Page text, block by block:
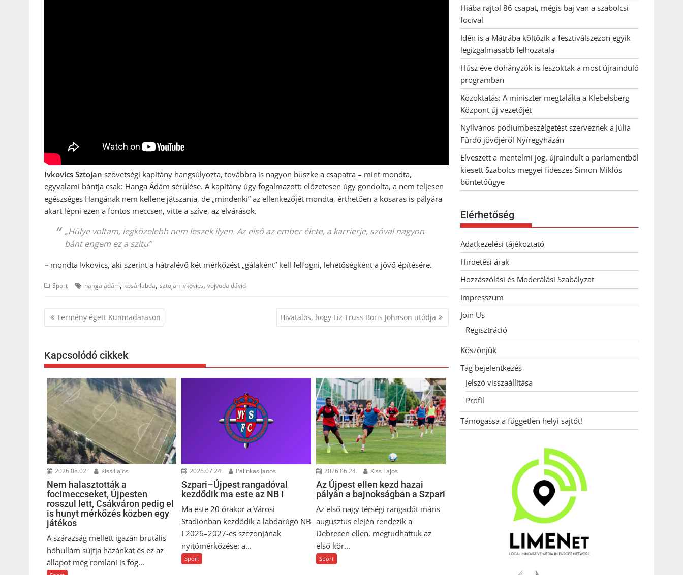
Ivkovics Sztojan szövetségi kapitány hangsúlyozta, továbbra is nagyon büszke a csapatra – mint mondta,
egyvalami bántja csak: Hanga Ádám sérülése. A kapitány úgy fogalmazott: előzetesen úgy gondolta, a nem teljesen
egészséges Hangának nem kellene játszania, de „mindenki” az ellenkezőjét mondta, érthetően a kosaras is pályára
akart lépni ezen a fontos meccsen, vitte a szíve, az elvárások.
„Hülye voltam, legközelebb nem leszek ilyen. Az első az ember élete, a karrierje, szóval nagyon
bánt engem ez a szitu”
– mondta Ivkovics, aki szerint a hátralévő két mérkőzést „gálaként” kell felfogni, lehetőségként a jövő építésére.
Sport hanga ádám, kosárlabda, sztojan ivkovics, vojvoda dávid
Bejegyzés
navigáció
Termény égett Kunmadarason Hivatalos, hogy Liz Truss Boris Johnson utódja
Kapcsolódó cikkek
2026.08.02. Kiss Lajos
Nem halasztották a
focimeccseket, Újpesten
rosszul lett, Csákváron pedig el
is hunyt mérkőzés közben egy
játékos
A szárazság mellett igazán brutális
hőhullám sújtja hazánkat és ez az
állapot még romlani is fog...
2026.07.24. Palinkas Janos
Szpari–Újpest rangadóval
kezdődik ma este az NB I
Ma este 20 órakor a Városi
Stadionban kezdődik a labdarúgó NB
I 2026–2027-es szezonjának
nyitómérkőzése: a...
Sport
2026.06.24. Kiss Lajos
Az Újpest ellen kezd hazai
pályán a bajnokságban a Szpari
Az első nagy térségi rangadót máris
augusztus elején rendezik a
Debrecen ellen, megtudhattuk az
első kör...
Sport
Hiába rajtol 86 csapat, mégis baj van a szabolcsi
focival
Idén is a Mátrába költözik a fesztiválszezon egyik
legizgalmasabb felhozatala
Húsz éve dohányzók is leszoktak a most újrainduló
programban
Közoktatás: A miniszter megtalálta a Klebelsberg
Központ új vezetőjét
Nyilvános pódiumbeszélgetést szerveznek a Júlia
Fürdő jövőjéről Nyíregyházán
Elveszett a mentelmi jog, újraindult a parlamentből
kiesett Szabolcs megyei fideszes Simon Miklós
büntetőügye
Elérhetőség
Adatkezelési tájékoztató
Hirdetési árak
Hozzászólási és Moderálási Szabályzat
Impresszum
Join Us
Regisztráció
Köszönjük
Tag bejelentkezés
Jelszó visszaállítása
Profil
Támogassa a független helyi sajtót!